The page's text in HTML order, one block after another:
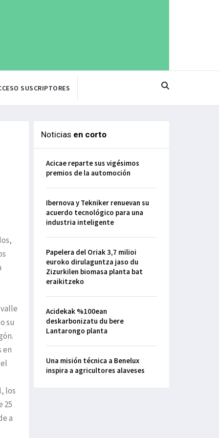
SUSCRIPTORES
su
en
los
25
a
Noticias en corto
Acicae reparte sus vigésimos
premios de la automoción
Ibernova y Tekniker renuevan su
acuerdo tecnológico para una
industria inteligente
Papelera del Oriak 3,7 milioi
euroko dirulaguntza jaso du
Zizurkilen biomasa planta bat
eraikitzeko
Acidekak %100ean
deskarbonizatu du bere
Lantarongo planta
Una misión técnica a Benelux
inspira a agricultores alaveses